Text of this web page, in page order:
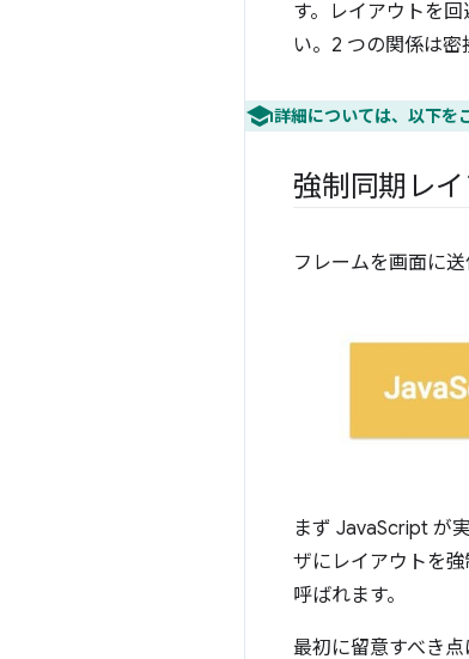
す。レイアウトを
い。2 つの関係は
詳細については、以下を
強制同期レ
フレームを画面に送
まず JavaScript が
ザにレイアウトを
呼ばれます。
最初に留意すべき